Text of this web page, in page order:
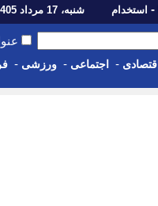
- استخدام شنبه، 17 مرداد 1405 - Sat, 08th Aug 2026
اقتصادی - اجتماعی - ورزشی -